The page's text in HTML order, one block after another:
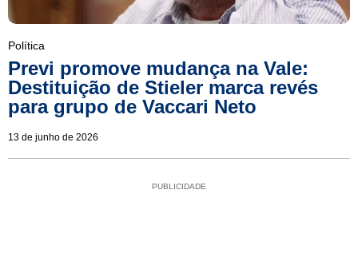
Política
Previ promove mudança na Vale:
Destituição de Stieler marca revés
para grupo de Vaccari Neto
13 de junho de 2026
PUBLICIDADE